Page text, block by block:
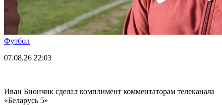
Футбол
07.08.26 22:03
Иван Биончик сделал комплимент комментаторам телеканала
«Беларусь 5»